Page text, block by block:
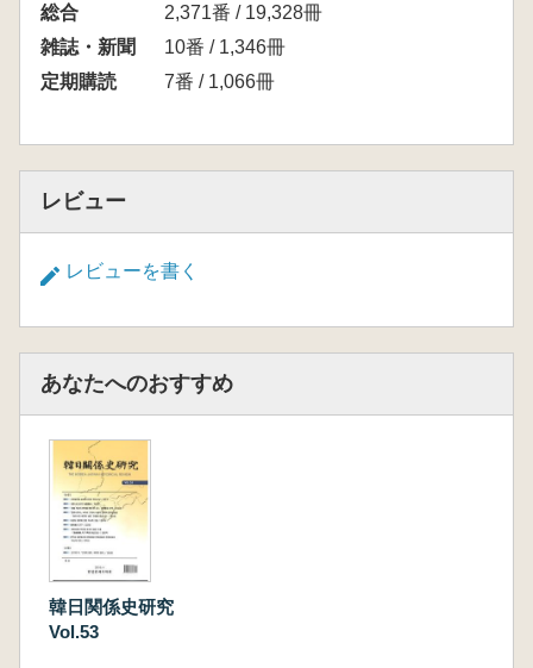
総合
2,371番 / 19,328冊
雑誌・新聞
10番 / 1,346冊
定期購読
7番 / 1,066冊
レビュー
レビューを書く
あなたへのおすすめ
韓日関係史研究
Vol.53